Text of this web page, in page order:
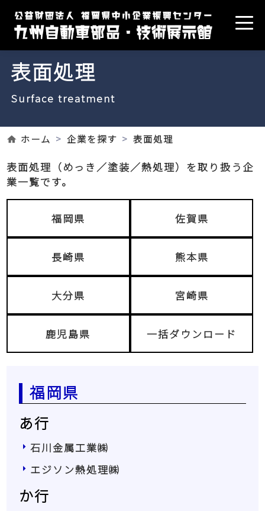
表面処理
Surface treatment
ホーム 企業を探す 表面処理
表面処理（めっき／塗装／熱処理）を取り扱う企
業一覧です。
福岡県 佐賀県
長崎県 熊本県
大分県 宮崎県
鹿児島県 一括ダウンロード
福岡県
あ行
石川金属工業㈱
エジソン熱処理㈱
か行